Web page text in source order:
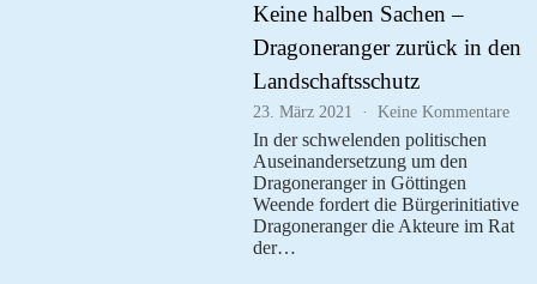
Keine halben Sachen –
Dragoneranger zurück in den
Landschaftsschutz
23. März 2021 Keine Kommentarezu
In der schwelenden politischen
Auseinandersetzung um den
Dragoneranger in Göttingen
Weende fordert die Bürgerinitiative
Dragoneranger die Akteure im Rat
der…